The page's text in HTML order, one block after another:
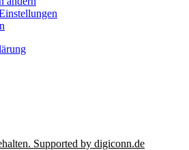
Supported by digiconn.de